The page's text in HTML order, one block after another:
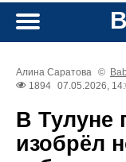
Алина Саратова ©
1894 07.05.2026,
В Тулуне
изобрёл